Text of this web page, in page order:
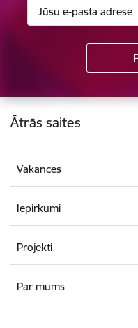
Kājene
Ātrās saites
Vakances
Iepirkumi
Projekti
Par mums